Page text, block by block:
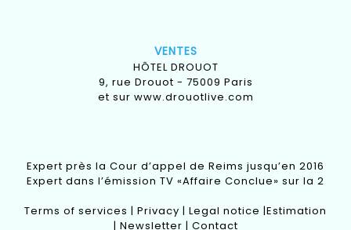
VENTES
HÔTEL DROUOT
9, rue Drouot - 75009 Paris
et sur www.drouotlive.com
Expert près la Cour d’appel de Reims jusqu’en 2016
Expert dans l’émission TV «Affaire Conclue» sur la 2
Terms of services | Privacy | Legal notice |Estimation
| Newsletter | Contact